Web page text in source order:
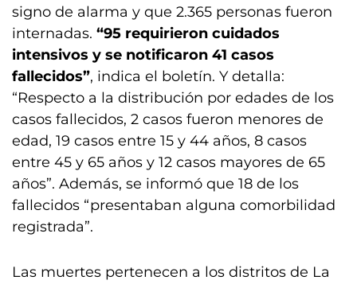
signo de alarma y que 2.365 personas fueron
internadas. “95 requirieron cuidados
intensivos y se notificaron 41 casos
fallecidos”, indica el boletín. Y detalla:
“Respecto a la distribución por edades de los
casos fallecidos, 2 casos fueron menores de
edad, 19 casos entre 15 y 44 años, 8 casos
entre 45 y 65 años y 12 casos mayores de 65
años”. Además, se informó que 18 de los
fallecidos “presentaban alguna comorbilidad
registrada”.
Las muertes pertenecen a los distritos de La